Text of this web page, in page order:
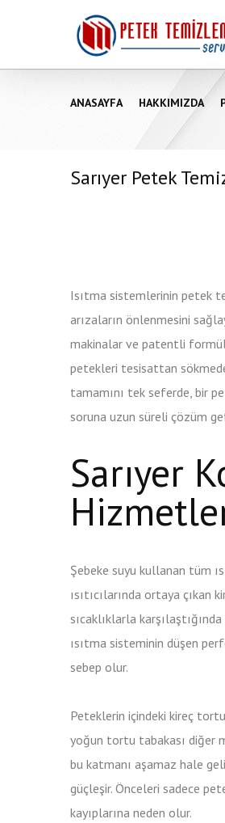
ANASAYFA HAKKIMIZDA
Sarıyer Petek
Isıtma sistemlerinin petek
arızaların önlenmesini
makinalar ve patentli
petekleri tesisattan
tamamını tek seferde, bir
soruna uzun süreli çözüm
Sarıyer
Şebeke suyu kullanan tüm
ısıtıcılarında ortaya çıkan
sıcaklıklarla
ısıtma sisteminin düşen
sebep olur.
Peteklerin içindeki kireç
yoğun tortu tabakası diğer
bu katmanı aşamaz hale
güçleşir. Önceleri sadece
kayıplarına neden olur.